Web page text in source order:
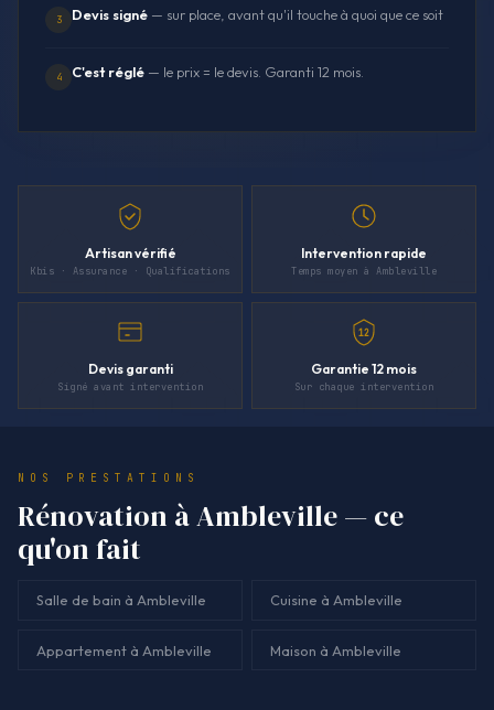
3 Devis signé — sur place, avant qu'il touche à quoi que ce soit
4 C'est réglé — le prix = le devis. Garanti 12 mois.
Artisan vérifié
Kbis · Assurance · Qualifications
Intervention rapide
Temps moyen à Ambleville
Devis garanti
Signé avant intervention
12
Garantie 12 mois
Sur chaque intervention
NOS PRESTATIONS
Rénovation à Ambleville — ce
qu'on fait
Salle de bain à Ambleville Cuisine à Ambleville
Appartement à Ambleville Maison à Ambleville